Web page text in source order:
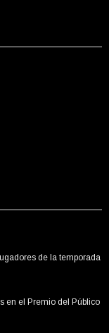
de la temporada
en el Premio del Público